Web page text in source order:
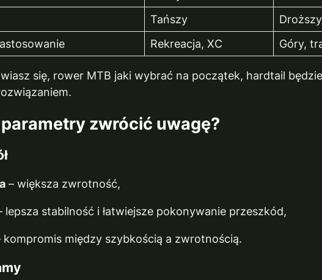
Tańszy
Droższy
Rekreacja, XC Góry,
się, rower MTB jaki wybrać na początek, hardtail
zwrócić uwagę?
– większa zwrotność,
lepsza stabilność i łatwiejsze pokonywanie przeszkód,
kompromis między szybkością a zwrotnością.